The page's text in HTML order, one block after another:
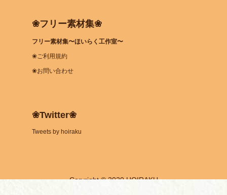
❀フリー素材集❀
フリー素材集〜ほいらく工作室〜
❀ご利用規約
❀お問い合わせ
❀Twitter❀
Tweets by hoiraku
Coryright © 2020 HOIRAKU